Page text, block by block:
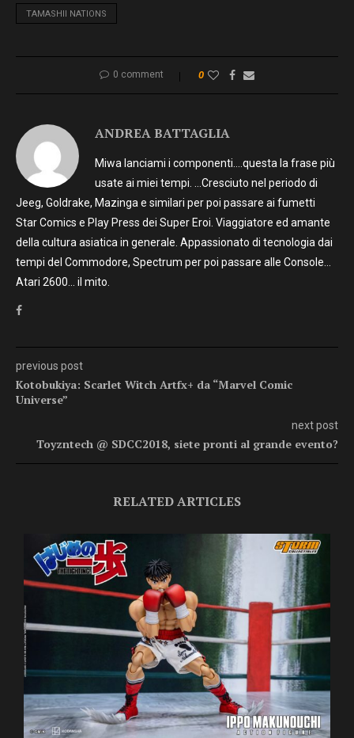
TAMASHII NATIONS
0 comment 0
ANDREA BATTAGLIA
Miwa lanciami i componenti….questa la frase più
usate ai miei tempi. …Cresciuto nel periodo di
Jeeg, Goldrake, Mazinga e similari per poi passare ai fumetti
Star Comics e Play Press dei Super Eroi. Viaggiatore ed amante
della cultura asiatica in generale. Appassionato di tecnologia dai
tempi del Commodore, Spectrum per poi passare alle Console…
Atari 2600… il mito.
previous post
Kotobukiya: Scarlet Witch Artfx+ da “Marvel Comic
Universe”
next post
Toyzntech @ SDCC2018, siete pronti al grande evento?
RELATED ARTICLES